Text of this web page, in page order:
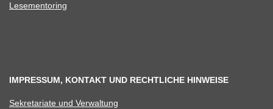
Lese­men­to­ring
IMPRESSUM, KONTAKT UND RECHTLICHE HINWEISE
Sekre­ta­riate und Verwaltung